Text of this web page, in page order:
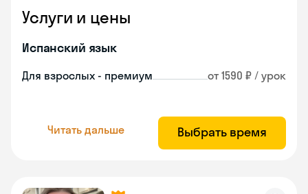
Услуги и цены
Испанский язык
Для взрослых - премиум от 1590 ₽ / урок
Читать дальше Выбрать время